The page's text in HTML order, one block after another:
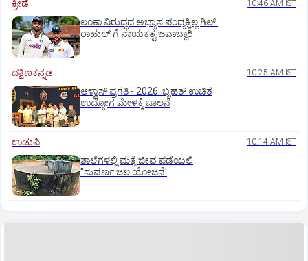
ಕ್ರೀಡೆ 10:46 AM IST
ಲಂಕಾ ವಿರುದ್ಧದ ಅಭ್ಯಾಸ ಪಂದ್ಯಕ್ಕಿಲ್ಲ ಗಿಲ್:‌
ರಾಹುಲ್‌ ಗೆ ನಾಯಕತ್ವ ಜವಾಬ್ದಾರಿ
ದಕ್ಷಿಣಕನ್ನಡ 10:25 AM IST
ಆಳ್ವಾಸ್‌ ಪ್ರಗತಿ - 2026: ಬೃಹತ್ ಉಚಿತ
ಉದ್ಯೋಗ ಮೇಳಕ್ಕೆ ಚಾಲನೆ
ಉಡುಪಿ 10:14 AM IST
ಶಾಲೆಗಳಲ್ಲಿ ಮತ್ತೆ ಜೀವ ಪಡೆಯಲಿ
"ಸುವರ್ಣ ಜಲ ಯೋಜನೆ'